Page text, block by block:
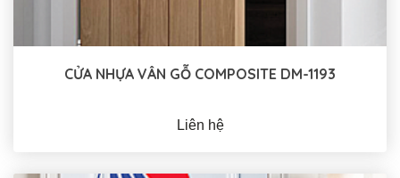
CỬA NHỰA VÂN GỖ COMPOSITE DM-1193
Liên hệ